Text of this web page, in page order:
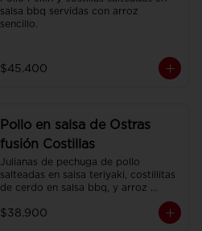
salsa bbq servidas con arroz
sencillo.
$45.400
Pollo en salsa de Ostras
fusión Costillas
Julianas de pechuga de pollo
salteadas en salsa teriyaki, costillitas
de cerdo en salsa bbq, y arroz
$38.900